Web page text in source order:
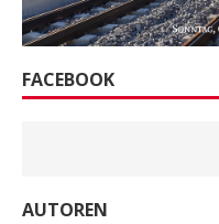
FACEBOOK
AUTOREN